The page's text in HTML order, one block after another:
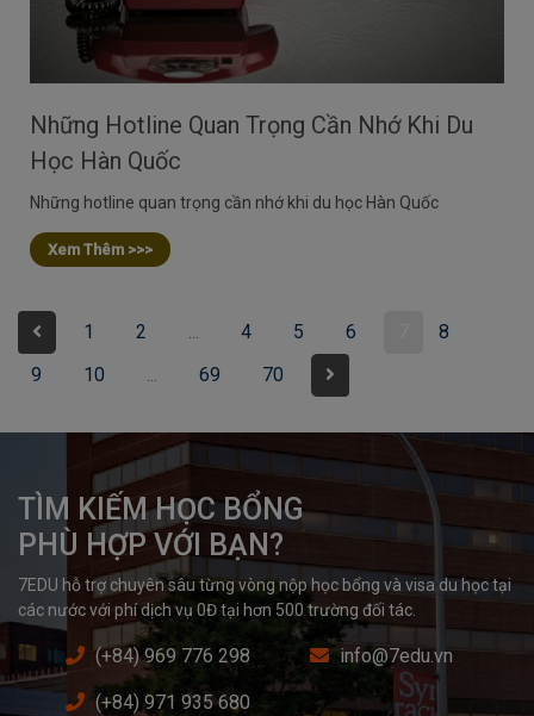
Những Hotline Quan Trọng Cần Nhớ Khi Du
Học Hàn Quốc
Những hotline quan trọng cần nhớ khi du học Hàn Quốc
Xem Thêm >>>
1 2 ... 4 5 6
8
9
10 ... 69 70
TÌM KIẾM HỌC BỔNG
PHÙ HỢP VỚI BẠN?
7EDU hỗ trợ chuyên sâu từng vòng nộp học bổng và visa du học tại
các nước với phí dịch vụ 0Đ tại hơn 500 trường đối tác.
(+84) 969 776 298 info@7edu.vn
(+84) 971 935 680